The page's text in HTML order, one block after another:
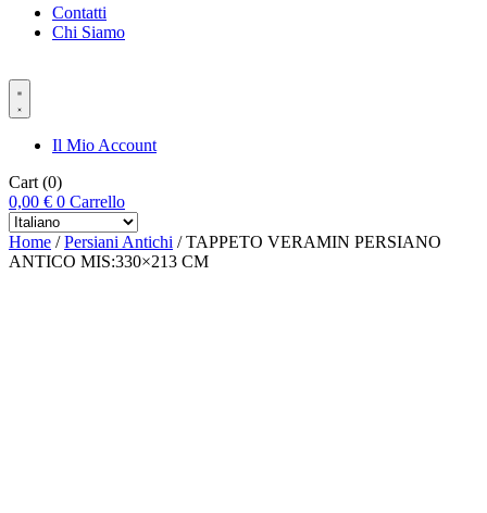
Contatti
Chi Siamo
Il Mio Account
Cart (0)
0,00 € 0 Carrello
Home /Persiani Antichi / TAPPETO VERAMIN PERSIANO
ANTICO MIS:330×213 CM